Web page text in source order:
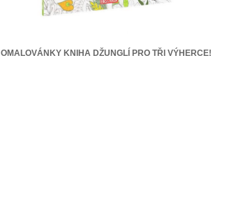
OMALOVÁNKY KNIHA DŽUNGLÍ PRO TŘI VÝHERCE!